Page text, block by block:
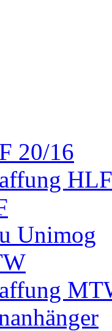
20/16
HLF
Unimog